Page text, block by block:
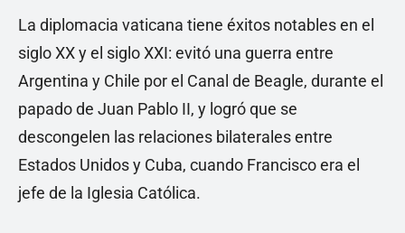
La diplomacia vaticana tiene éxitos notables en el
siglo XX y el siglo XXI: evitó una guerra entre
Argentina y Chile por el Canal de Beagle, durante el
papado de Juan Pablo II, y logró que se
descongelen las relaciones bilaterales entre
Estados Unidos y Cuba, cuando Francisco era el
jefe de la Iglesia Católica.